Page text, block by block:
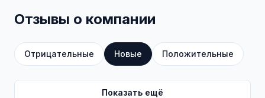
Отзывы о компании
Отрицательные Новые Положительные
Показать ещё